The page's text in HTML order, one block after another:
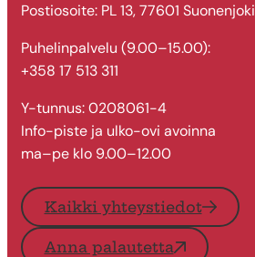
Postiosoite: PL 13, 77601 Suonenjoki
Puhelinpalvelu (9.00–15.00):
+358 17 513 311
Y-tunnus: 0208061-4
Info-piste ja ulko-ovi avoinna
ma–pe klo 9.00–12.00
Kaikki yhteystiedot
Anna palautetta